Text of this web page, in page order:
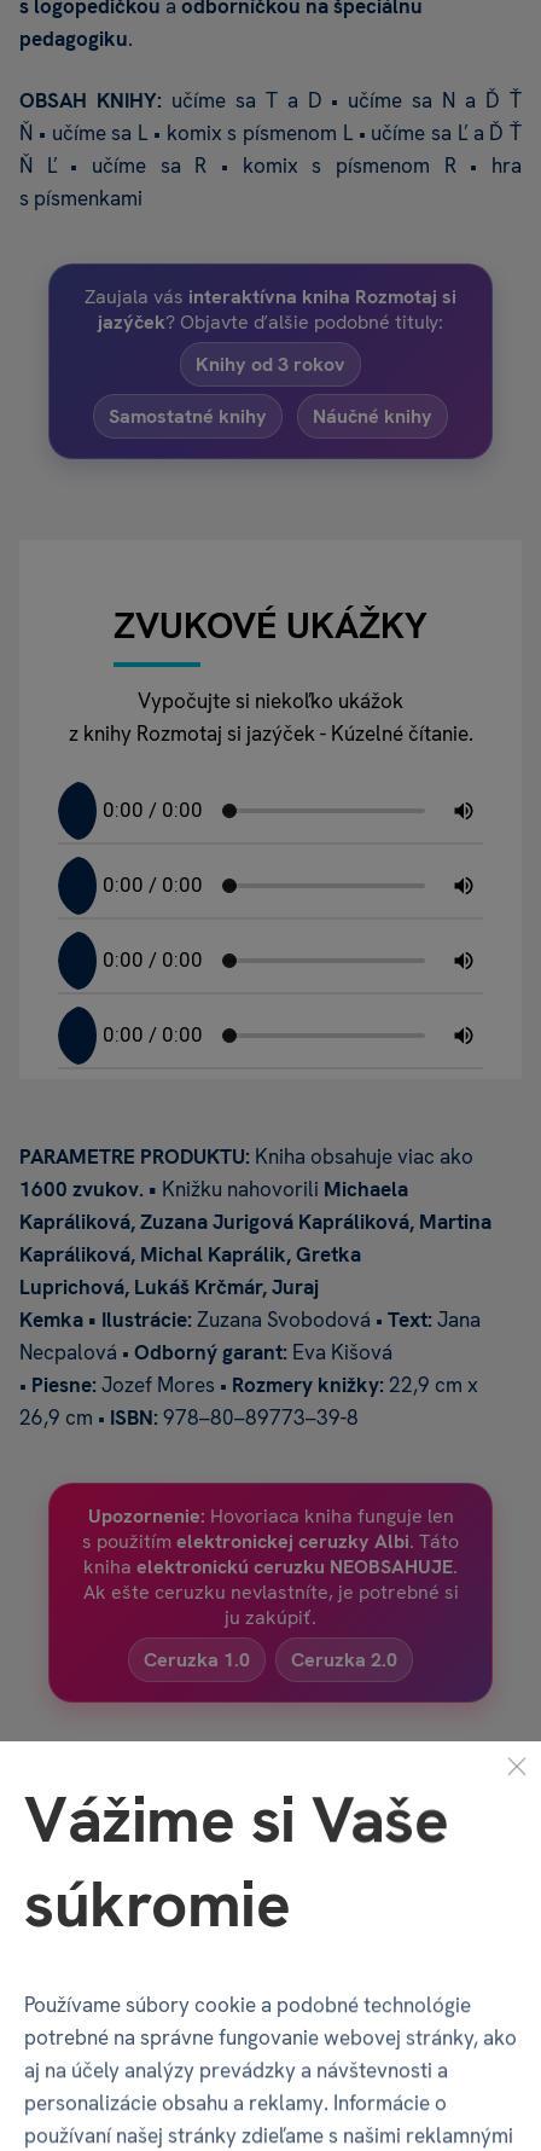
s logopedičkou a odborníčkou na špeciálnu
pedagogiku.
OBSAH KNIHY: učíme sa T a D • učíme sa N a Ď Ť
Ň • učíme sa L • komix s písmenom L • učíme sa Ľ a Ď Ť
Ň Ľ • učíme sa R • komix s písmenom R • hra
s písmenkami
Zaujala vás interaktívna kniha Rozmotaj si
jazýček? Objavte ďalšie podobné tituly:
Knihy od 3 rokov
Samostatné knihy Náučné knihy
ZVUKOVÉ UKÁŽKY
Vypočujte si niekoľko ukážok
z knihy Rozmotaj si jazýček - Kúzelné čítanie.
PARAMETRE PRODUKTU: Kniha obsahuje viac ako
1600 zvukov. • Knižku nahovorili Michaela
Kapráliková,Zuzana Jurigová Kapráliková, Martina
Kapráliková, Michal Kaprálik,Gretka
Luprichová, Lukáš Krčmár,Juraj
Kemka • Ilustrácie: Zuzana Svobodová • Text: Jana
Necpalová • Odborný garant: Eva Kišová
• Piesne: Jozef Mores • Rozmery knižky: 22,9 cm x
26,9 cm • ISBN: 978–80–89773–39-8
Upozornenie: Hovoriaca kniha funguje len
s použitím elektronickej ceruzky Albi. Táto
kniha elektronickú ceruzku NEOBSAHUJE.
Ak ešte ceruzku nevlastníte, je potrebné si
ju zakúpiť.
Ceruzka 1.0
Ceruzka 2.0
EAN 9788089773398
Katalógové číslo
Vážime si Vaše
súkromie
Používame súbory cookie a podobné technológie
potrebné na správne fungovanie webovej stránky, ako
aj na účely analýzy prevádzky a návštevnosti a
personalizácie obsahu a reklamy. Informácie o
používaní našej stránky zdieľame s našimi reklamnými